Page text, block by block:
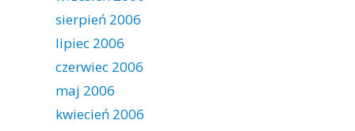
sierpień 2006
lipiec 2006
czerwiec 2006
maj 2006
kwiecień 2006